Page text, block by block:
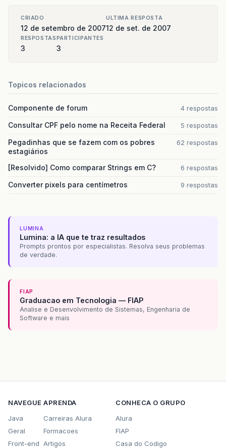
CRIADO
12 de setembro de 2007
ULTIMA RESPOSTA
12 de set. de 2007
RESPOSTAS
3
PARTICIPANTES
3
Topicos relacionados
Componente de forum 4 respostas
Consultar CPF pelo nome na Receita Federal 5 respostas
Pegadinhas que se fazem com os pobres
estagiários
62 respostas
[Resolvido] Como comparar Strings em C? 6 respostas
Converter pixels para centímetros 9 respostas
LUMINA
Lumina: a IA que te traz resultados
Prompts prontos por especialistas. Resolva seus problemas
de verdade.
FIAP
Graduacao em Tecnologia — FIAP
Analise e Desenvolvimento de Sistemas, Engenharia de
Software e mais
NAVEGUE
Java
Geral
Front-end
APRENDA
Carreiras Alura
Formacoes
Artigos
CONHECA O GRUPO
Alura
FIAP
Casa do Codigo